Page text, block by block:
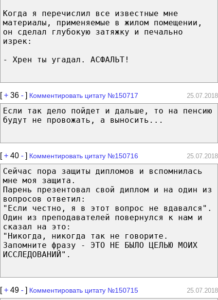
Когда я перечислил все известные мне
материалы, применяемые в жилом помещении,
он сделал глубокую затяжку и печально
изрек:
- Хрен ты угадал. АСФАЛЬТ!
[+ 36 - ] Комментировать цитату №150717 25.07.2018
Если так дело пойдет и дальше, то на пенсию
будут не провожать, а выносить...
[+ 40 - ] Комментировать цитату №150716 25.07.2018
Сейчас пора защиты дипломов и вспомнилась
мне моя защита.
Парень презентовал свой диплом и на один из
вопросов ответил:
"Если честно, я в этот вопрос не вдавался".
Один из преподавателей повернулся к нам и
сказал на это:
"Никогда, никогда так не говорите.
Запомните фразу - ЭТО НЕ БЫЛО ЦЕЛЬЮ МОИХ
ИССЛЕДОВАНИЙ".
[+ 49 - ] Комментировать цитату №150715 25.07.2018